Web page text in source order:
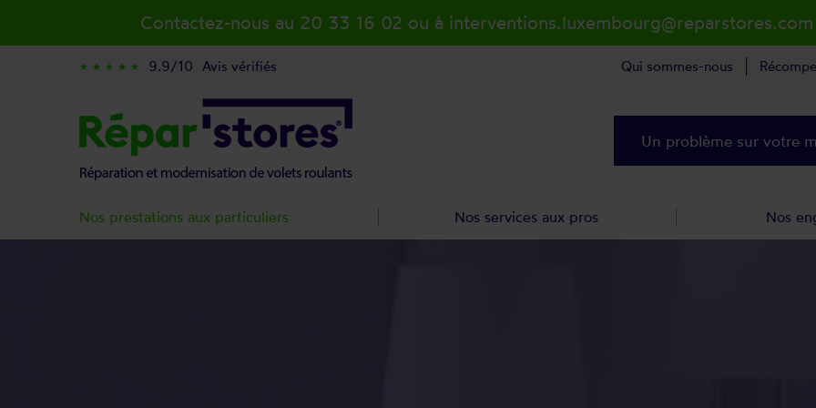
Contactez-nous au 20 33 16 02 ou à interventions.luxembourg@reparstores.com
star_rate star_rate star_rate star_rate star_rate 9.9/10 Avis vérifiés Qui sommes-nous
Un problème sur votre
Nos prestations aux particuliers Nos services aux pros Nos